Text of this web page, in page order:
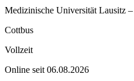
Medizinische Universität Lausitz
Cottbus
Vollzeit
Online seit 06.08.2026